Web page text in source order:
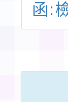
函:
請假
令